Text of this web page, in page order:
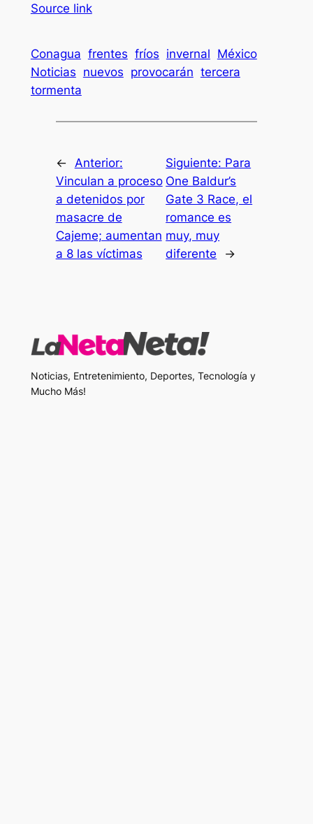
Source link
Conagua frentes fríos invernal México
Noticias nuevos provocarán tercera
tormenta
←
Anterior:
Vinculan a proceso
a detenidos por
masacre de
Cajeme; aumentan
a 8 las víctimas
Siguiente: Para
One Baldur’s
Gate 3 Race, el
romance es
muy, muy
diferente
→
Noticias, Entretenimiento, Deportes, Tecnología y
Mucho Más!